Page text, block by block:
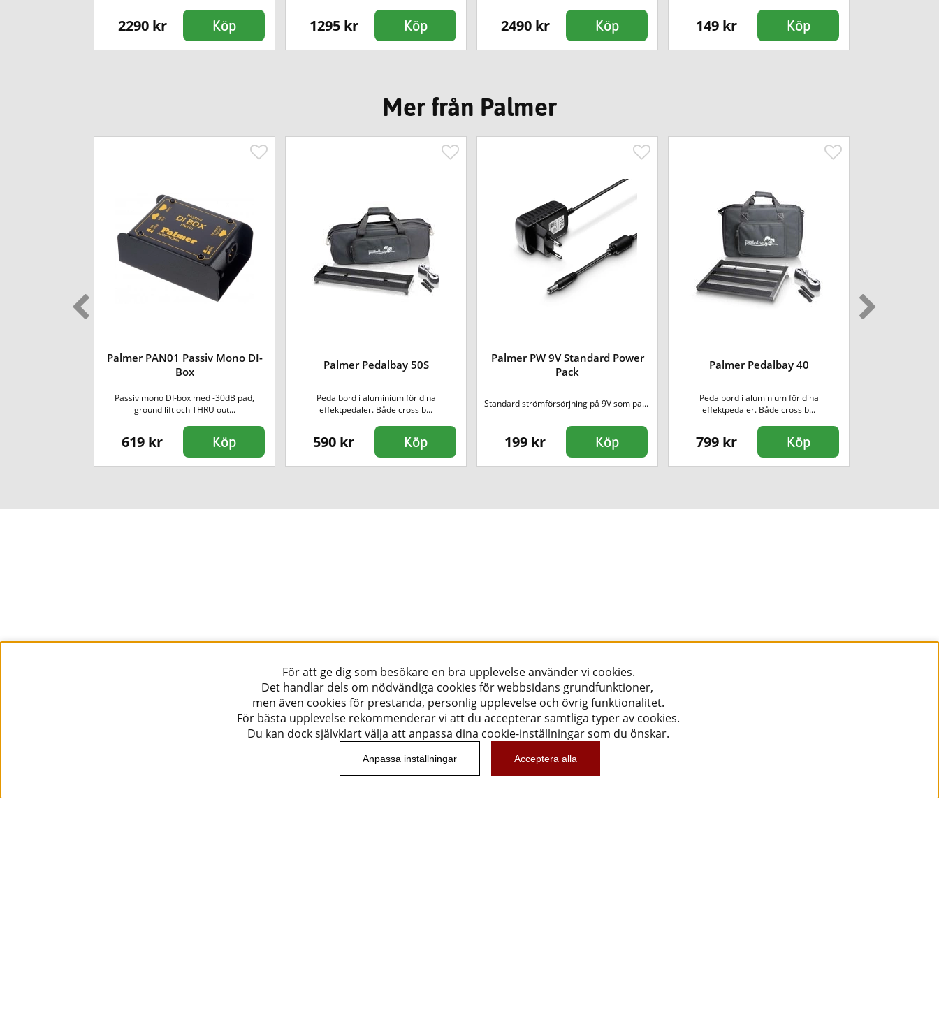
2290 kr Köp 1295 kr Köp 2490 kr Köp 149 kr Köp
Mer från Palmer
Palmer PAN01 Passiv Mono DI-
Box
Passiv mono DI-box med -30dB pad,
ground lift och THRU out...
619 kr Köp
Palmer Pedalbay 50S
Pedalbord i aluminium för dina
effektpedaler. Både cross b...
590 kr Köp
Palmer PW 9V Standard Power
Pack
Standard strömförsörjning på 9V som pa...
199 kr Köp
Palmer Pedalbay 40
Pedalbord i aluminium för dina
effektpedaler. Både cross b...
799 kr Köp
För att ge dig som besökare en bra upplevelse använder vi cookies.
Det handlar dels om nödvändiga cookies för webbsidans grundfunktioner,
men även cookies för prestanda, personlig upplevelse och övrig funktionalitet.
För bästa upplevelse rekommenderar vi att du accepterar samtliga typer av cookies.
Du kan dock självklart välja att anpassa dina cookie-inställningar som du önskar.
Anpassa inställningar Acceptera alla